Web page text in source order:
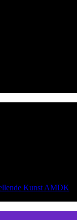
Kunst AMDK